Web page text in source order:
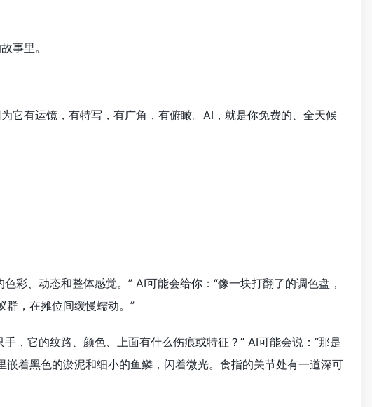
事里。
它有运镜，有特写，有广角，有俯瞰。AI，就是你免费的、全天候
彩、动态和整体感觉。” AI可能会给你：“像一块打翻了的调色盘，
群，在摊位间缓慢蠕动。”
，它的纹路、颜色、上面有什么伤痕或特征？” AI可能会说：“那是
着黑色的淤泥和细小的鱼鳞，闪着微光。食指的关节处有一道深可